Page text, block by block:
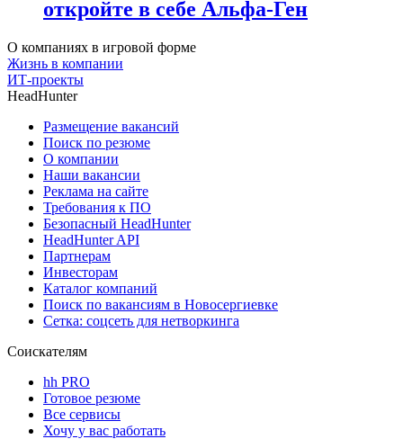
откройте в себе Альфа-Ген
О компаниях в игровой форме
Жизнь в компании
ИТ-проекты
HeadHunter
Размещение вакансий
Поиск по резюме
О компании
Наши вакансии
Реклама на сайте
Требования к ПО
Безопасный HeadHunter
HeadHunter API
Партнерам
Инвесторам
Каталог компаний
Поиск по вакансиям в Новосергиевке
Сетка: соцсеть для нетворкинга
Соискателям
hh PRO
Готовое резюме
Все сервисы
Хочу у вас работать